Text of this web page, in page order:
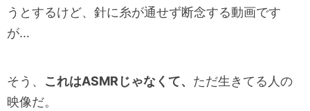
うとするけど、針に糸が通せず断念する動画です
が…
そう、 これはASMRじゃなくて、 ただ生きてる人の
映像だ。